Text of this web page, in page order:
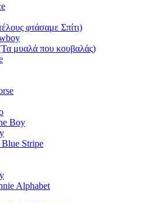
φτάσαμε Σπίτι)
μυαλά που κουβαλάς)
Boy
Stripe
Alphabet